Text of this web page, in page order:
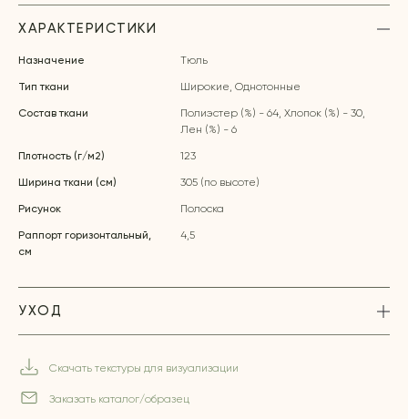
ХАРАКТЕРИСТИКИ
Назначение Тюль
Тип ткани Широкие, Однотонные
Состав ткани
Полиэстер (%) - 64, Хлопок (%) - 30,
Лен (%) - 6
Плотность (г/м2) 123
Ширина ткани (см) 305 (по высоте)
Рисунок Полоска
Раппорт горизонтальный,
см
4,5
УХОД
Скачать текстуры для визуализации
Заказать каталог/образец